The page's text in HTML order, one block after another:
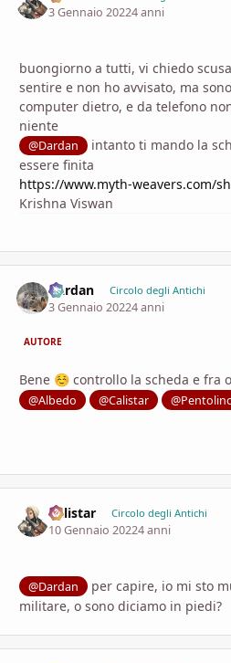
3 Gennaio 20224 anni
buongiorno a tutti, vi chiedo
sentire e non ho avvisato, ma
computer dietro, e da telefono
niente
@Dardan
intanto ti mando la
essere finita
https://www.myth-weavers.com/
Krishna Viswan
Dardan Circolo degli Antichi
3 Gennaio 20224 anni
AUTORE
Bene ☺️ controllo la scheda e fra
@Albedo @Calistar
Calistar Circolo degli Antichi
10 Gennaio 20224 anni
@Dardan
per capire, io mi sto
militare, o sono diciamo in piedi?